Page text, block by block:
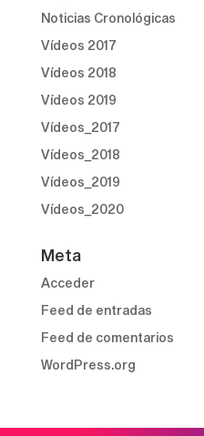
Noticias Cronológicas
Vídeos 2017
Vídeos 2018
Vídeos 2019
Vídeos_2017
Vídeos_2018
Vídeos_2019
Vídeos_2020
Meta
Acceder
Feed de entradas
Feed de comentarios
WordPress.org